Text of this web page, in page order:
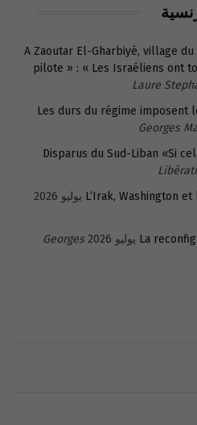
A Zaoutar El-Gharbiyé, village
pilote » : « Les Israéliens ont
Laure
Les durs du régime
Georges
Disparus du Sud-Liban «Si
L’Irak, Washington
La
Georges